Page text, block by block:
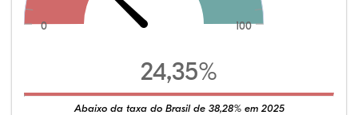
0 100
24,35%
Abaixo da taxa do Brasil de 38,28% em 2025